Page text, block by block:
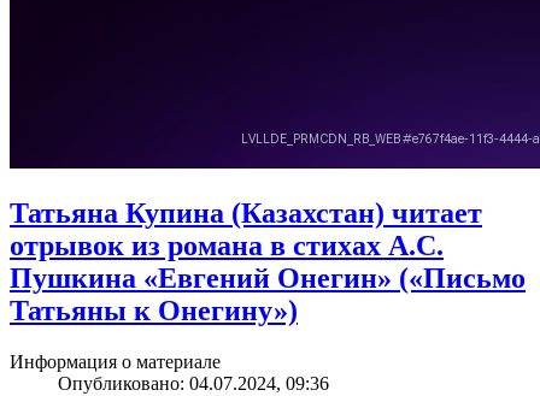
Татьяна Купина (Казахстан) читает
отрывок из романа в стихах А.С.
Пушкина «Евгений Онегин» («Письмо
Татьяны к Онегину»)
Информация о материале
Опубликовано: 04.07.2024, 09:36